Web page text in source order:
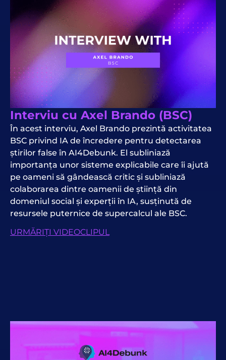
Interviu cu Axel Brando (BSC)
În acest interviu, Axel Brando prezintă activitatea
BSC privind IA de încredere pentru detectarea
știrilor false în AI4Debunk. El subliniază
importanța unor sisteme explicabile care îi ajută
pe oameni să gândească critic și subliniază
colaborarea dintre oamenii de știință din
domeniul social și experții în IA, susținută de
resursele puternice de supercalcul ale BSC.
URMĂRIȚI VIDEOCLIPUL